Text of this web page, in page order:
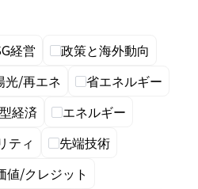
経営
政策と海外動向
光/再エネ
省エネルギー
経済
エネルギー
ティ
先端技術
値/クレジット